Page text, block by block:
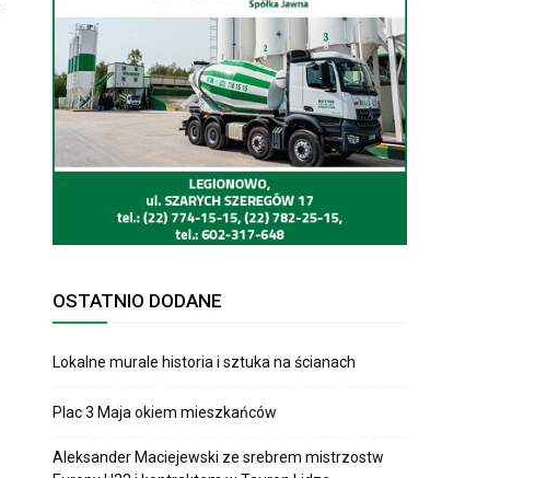
OSTATNIO DODANE
Lokalne murale historia i sztuka na ścianach
Plac 3 Maja okiem mieszkańców
Aleksander Maciejewski ze srebrem mistrzostw